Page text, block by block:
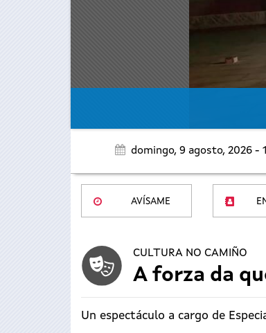
domingo, 9 agosto, 2026 -
AVÍSAME
CULTURA NO CAMIÑO
A forza da
Un espectáculo a cargo de